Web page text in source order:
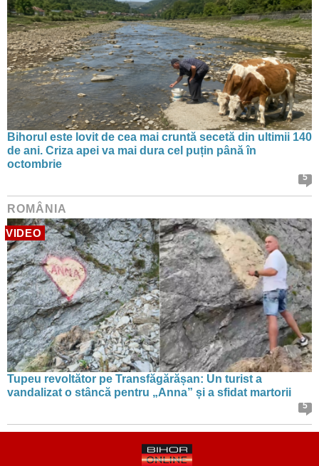
Bihorul este lovit de cea mai cruntă secetă din ultimii 140
de ani. Criza apei va mai dura cel puțin până în
octombrie
5
ROMÂNIA
VIDEO
Tupeu revoltător pe Transfăgărășan: Un turist a
vandalizat o stâncă pentru „Anna” și a sfidat martorii
5